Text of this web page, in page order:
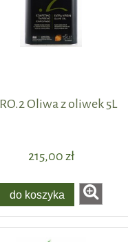
Oliwa z oliwek 5L
215,00 zł
do koszyka